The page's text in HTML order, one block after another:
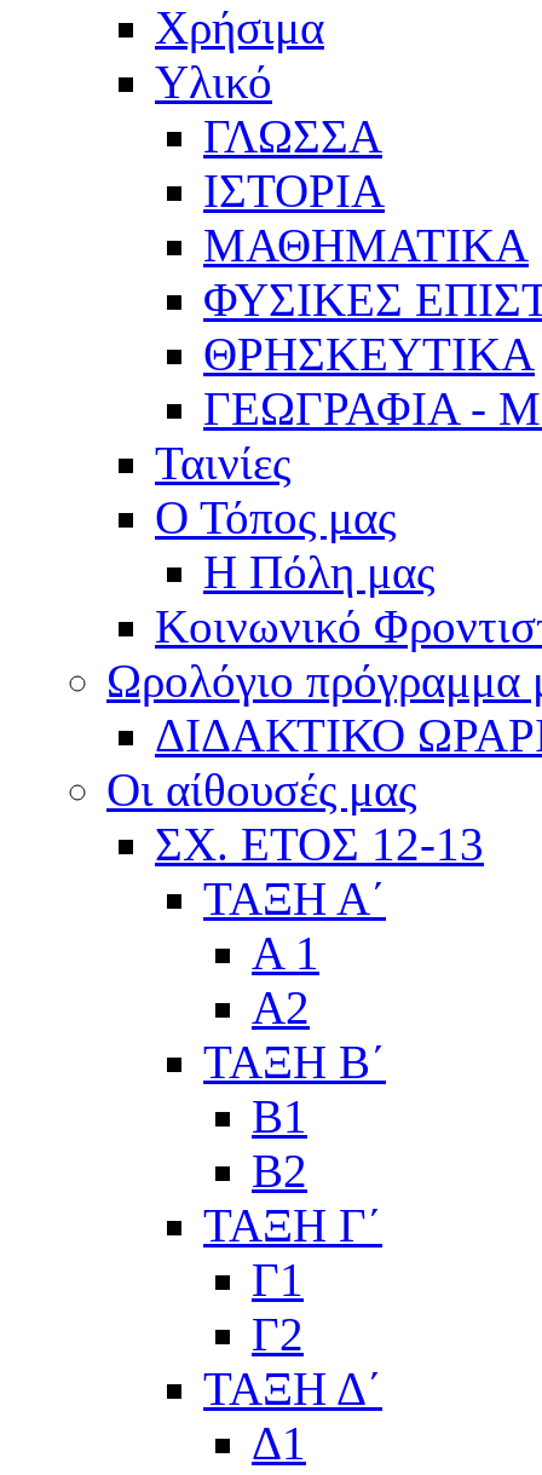
Χρήσιμα
Υλικό
ΓΛΩΣΣΑ
ΙΣΤΟΡΙΑ
ΜΑΘΗΜΑΤΙΚΑ
ΦΥΣΙΚΕΣ
ΘΡΗΣΚΕΥΤΙΚΑ
ΓΕΩΓΡΑΦΙΑ -
Ταινίες
Ο Τόπος μας
Η Πόλη μας
Κοινωνικό
Ωρολόγιο πρόγραμμα
ΔΙΔΑΚΤΙΚΟ
Οι αίθουσές μας
ΣΧ. ΕΤΟΣ 12-13
ΤΑΞΗ Α΄
Α 1
Α2
ΤΑΞΗ Β΄
Β1
Β2
ΤΑΞΗ Γ΄
Γ1
Γ2
ΤΑΞΗ Δ΄
Δ1